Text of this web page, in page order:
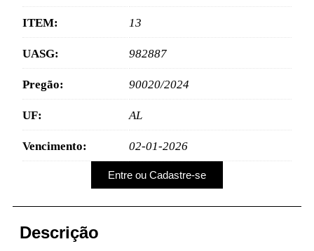
ITEM: 13
UASG: 982887
Pregão: 90020/2024
UF: AL
Vencimento: 02-01-2026
Entre ou Cadastre-se
Descrição